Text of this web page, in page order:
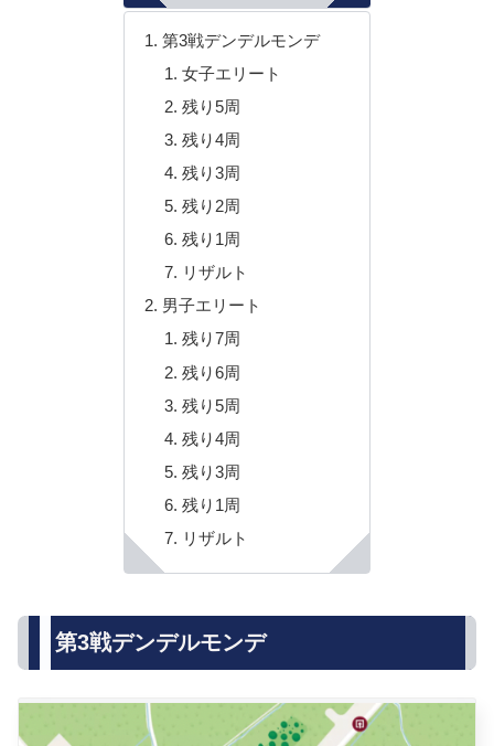
第3戦デンデルモンデ
女子エリート
残り5周
残り4周
残り3周
残り2周
残り1周
リザルト
男子エリート
残り7周
残り6周
残り5周
残り4周
残り3周
残り1周
リザルト
第3戦デンデルモンデ